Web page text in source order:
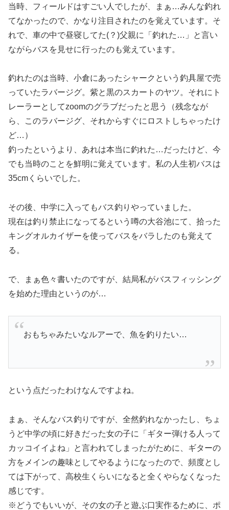
当時、フィールドはすごい人でしたが、まぁ…みんな釣れ
てなかったので、かなり注目されたのを覚えています。そ
れで、車の中で昼寝してた(？)父親に「釣れた…」と言い
ながらバスを見せに行ったのも覚えています。
釣れたのは当時、小倉にあったシャークという釣具屋で売
っていたラバージグ。紫と黒のスカートのヤツ。それにト
レーラーとしてzoomのグラブだったと思う（残念なが
ら、このラバージグ、それからすぐにロストしちゃったけ
ど…）
釣ったというより、あれは本当に釣れた…だったけど、今
でも当時のことを鮮明に覚えています。私の人生初バスは
35cmくらいでした。
その後、中学に入ってもバス釣りやっていました。
現在は釣り禁止になってるという噂の大谷池にて、拾った
キングオルカイザーを使ってバスをバラしたのも覚えて
る。
で、まぁ色々書いたのですが、結局私がバスフィッシング
を始めた理由というのが…
おもちゃみたいなルアーで、魚を釣りたい…
という点だったわけなんですよね。
まぁ、そんなバス釣りですが、全然釣れなかったし、ちょ
うど中学の頃に好きだった女の子に「ギター弾ける人って
カッコイイよね」と言われてしまったがために、ギターの
方をメインの趣味としてやるようになったので、頻度とし
ては下がって、高校生くらいになると全くやらなくなった
感じです。
※どうでもいいが、その女の子と遊ぶ口実作るために、ポ